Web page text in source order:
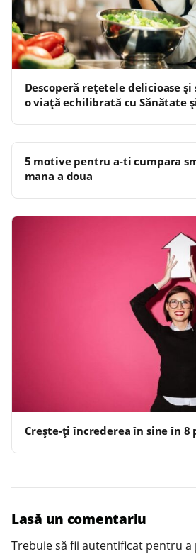
Descoperă rețetele delicioase
o viață echilibrată cu Sănătate
5 motive pentru a-ti cumpara
mana a doua
Crește-ți încrederea în sine în 8
Lasă un comentariu
Trebuie să fii autentificat pentru a